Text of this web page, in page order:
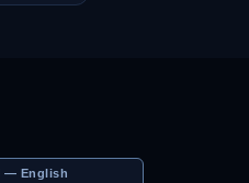
— English